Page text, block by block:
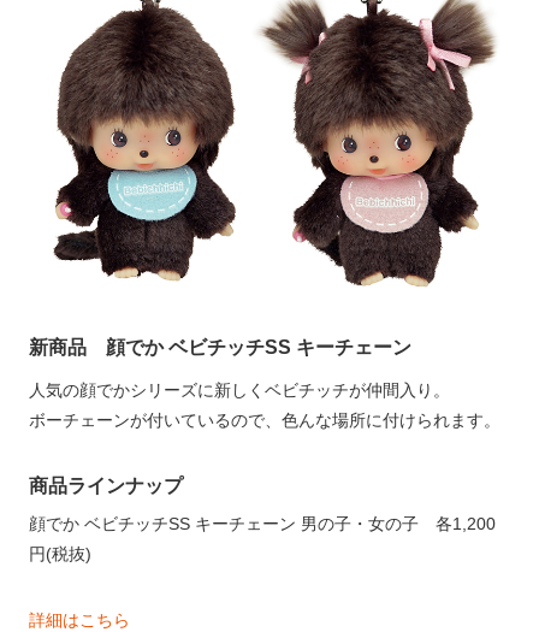
新商品 顔でか ベビチッチSS キーチェーン
人気の顔でかシリーズに新しくベビチッチが仲間入り。
ボーチェーンが付いているので、色んな場所に付けられます。
商品ラインナップ
顔でか ベビチッチSS キーチェーン 男の子・女の子 各1,200
円(税抜)
詳細はこちら